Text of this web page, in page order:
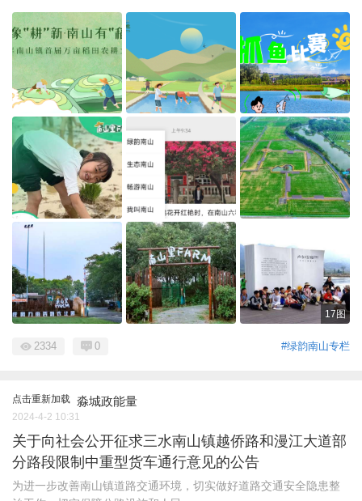
17图
#绿韵南山专栏
2334 0
点击重新加载 淼城政能量
2024-4-2 10:31
关于向社会公开征求三水南山镇越侨路和漫江大道部
分路段限制中重型货车通行意见的公告
为进一步改善南山镇道路交通环境，切实做好道路交通安全隐患整